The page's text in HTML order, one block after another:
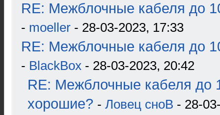
RE: Межблочные кабеля до
- moeller - 28-03-2023, 17:33
RE: Межблочные кабеля до
- BlackBox - 28-03-2023, 20:42
RE: Межблочные кабеля до
хорошие? - Ловец сноВ - 28-